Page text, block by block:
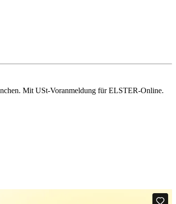
Mit USt-Voranmeldung für ELSTER-Online.